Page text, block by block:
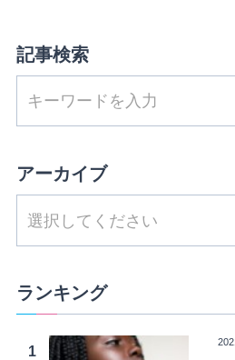
記事検索
アーカイブ
ランキング
1